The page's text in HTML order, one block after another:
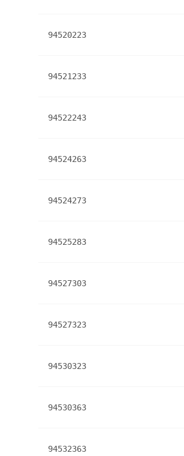
94520223
94521233
94522243
94524263
94524273
94525283
94527303
94527323
94530323
94530363
94532363